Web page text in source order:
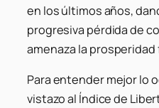
en los últimos años,
progresiva pérdida de
amenaza la
Para entender mejor lo
vistazo al Índice de